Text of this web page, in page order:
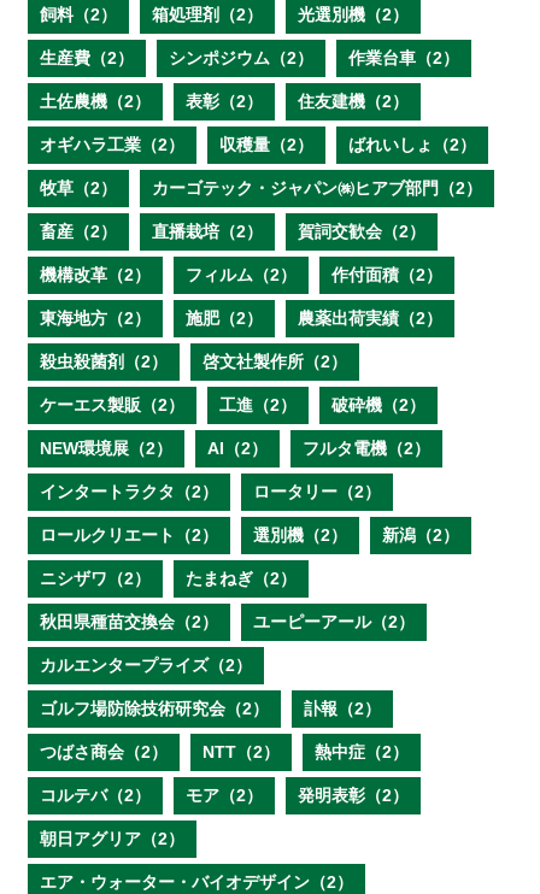
飼料（2） 箱処理剤（2） 光選別機（2）
生産費（2） シンポジウム（2） 作業台車（2）
土佐農機（2） 表彰（2） 住友建機（2）
オギハラ工業（2） 収穫量（2） ばれいしょ（2）
牧草（2） カーゴテック・ジャパン㈱ヒアブ部門（2）
畜産（2） 直播栽培（2） 賀詞交歓会（2）
機構改革（2） フィルム（2） 作付面積（2）
東海地方（2） 施肥（2） 農薬出荷実績（2）
殺虫殺菌剤（2） 啓文社製作所（2）
ケーエス製販（2） 工進（2） 破砕機（2）
NEW環境展（2） AI（2） フルタ電機（2）
インタートラクタ（2） ロータリー（2）
ロールクリエート（2） 選別機（2） 新潟（2）
ニシザワ（2） たまねぎ（2）
秋田県種苗交換会（2） ユーピーアール（2）
カルエンタープライズ（2）
ゴルフ場防除技術研究会（2） 訃報（2）
つばさ商会（2） NTT（2） 熱中症（2）
コルテバ（2） モア（2） 発明表彰（2）
朝日アグリア（2）
エア・ウォーター・バイオデザイン（2）